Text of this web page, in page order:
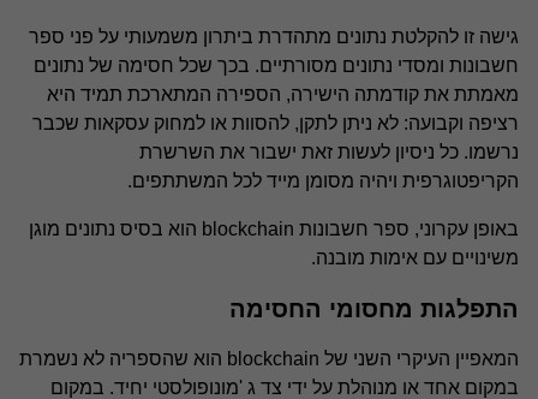
גישה זו להקלטת נתונים מתהדרת ביתרון משמעותי על פני ספר
חשבונות ומסדי נתונים מסורתיים. בכך שכל חסימה של נתונים
מאמתת את קודמתה הישירה, הספירה המתארכת תמיד היא
רציפה וקבועה: לא ניתן לתקן, להסוות או למחוק עסקאות שכבר
נרשמו. כל ניסיון לעשות זאת ישבור את השרשרת
הקריפטוגרפית ויהיה מסומן מייד לכל המשתתפים.
באופן עקרוני, ספר חשבונות blockchain הוא בסיס נתונים מוגן
משינויים עם אימות מובנה.
התפלגות מחסומי החסימה
המאפיין העיקרי השני של blockchain הוא שהספריה לא נשמרת
במקום אחד או מנוהלת על ידי צד ג 'מונופולסטי יחיד. במקום